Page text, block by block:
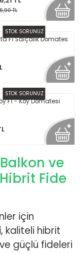
6,90 TL
STOK SORUNUZ
F1 Salçalık Domates
STOK SORUNUZ
F1 - Köy Domatesi
ve
Fide
için
, kaliteli hibrit
güçlü fideleri